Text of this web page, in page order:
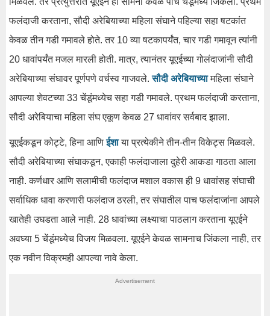
फलंदाजी करताना, सौदी अरेबियाच्या महिला संघाने पहिल्या सहा षटकांत
केवळ तीन गडी गमावले होते. तर 10 व्या षटकापर्यंत, चार गडी गमावून त्यांनी
20 धावांपर्यंत मजल मारली होती. मात्र, त्यानंतर यूएईच्या गोलंदाजांनी सौदी
अरेबियाच्या संघावर पूर्णपणे वर्चस्व गाजवले.सौदी अरेबियाच्यामहिला संघाने
आपल्या शेवटच्या 33 चेंडूंमध्येच सहा गडी गमावले. प्रथम फलंदाजी करताना,
सौदी अरेबियाचा महिला संघ एकूण केवळ 27 धावांवर सर्वबाद झाला.
यूएईकडून कोट्टे, हिना आणिईशा या प्रत्येकीने तीन-तीन विकेट्स मिळवले.
सौदी अरेबियाच्या संघाकडून, एकाही फलंदाजाला दुहेरी आकडा गाठता आला
नाही. कर्णधार आणि सलामीची फलंदाज मशाल वकास ही 9 धावांसह संघाची
सर्वाधिक धावा करणारी फलंदाज ठरली, तर संघातील पाच फलंदाजांना आपले
खातेही उघडता आले नाही. 28 धावांच्या लक्ष्याचा पाठलाग करताना यूएईने
अवघ्या 5 चेंडूंमध्येच विजय मिळवला. यूएईने केवळ सामनाच जिंकला नाही, तर
एक नवीन विक्रमही आपल्या नावे केला.